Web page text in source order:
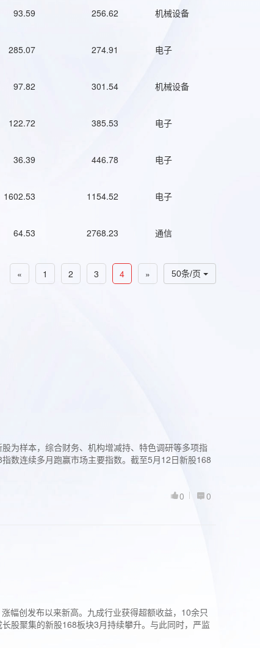
93.59 256.62 机械设备
285.07 274.91 电子
97.82 301.54 机械设备
122.72 385.53 电子
36.39 446.78 电子
1602.53 1154.52 电子
64.53 2768.23 通信
50条/页
« 1 2 3 4 »
为样本，综合财务、机构增减持、特色调研等多项指
数连续多月跑赢市场主要指数。截至5月12日新股168
0
0
幅创发布以来新高。九成行业获得超额收益，10余只
股聚集的新股168板块3月持续攀升。与此同时，严监